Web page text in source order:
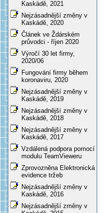
Kaskádě, 2021
Nejzásadnější změny v
Kaskádě, 2020
Článek ve Ždárském
průvodci - říjen 2020
Výročí 30 let firmy,
2020/06
Fungování firmy během
koronaviru, 2020
Nejzásadnější změny v
Kaskádě, 2019
Nejzásadnější změny v
Kaskádě, 2018
Nejzásadnější změny v
Kaskádě, 2017
Vzdálená podpora pomocí
modulu TeamVieweru
Zprovozněna Elektronická
evidence tržeb
Nejzásadnější změny v
Kaskádě, 2016
Nejzásadnější změny v